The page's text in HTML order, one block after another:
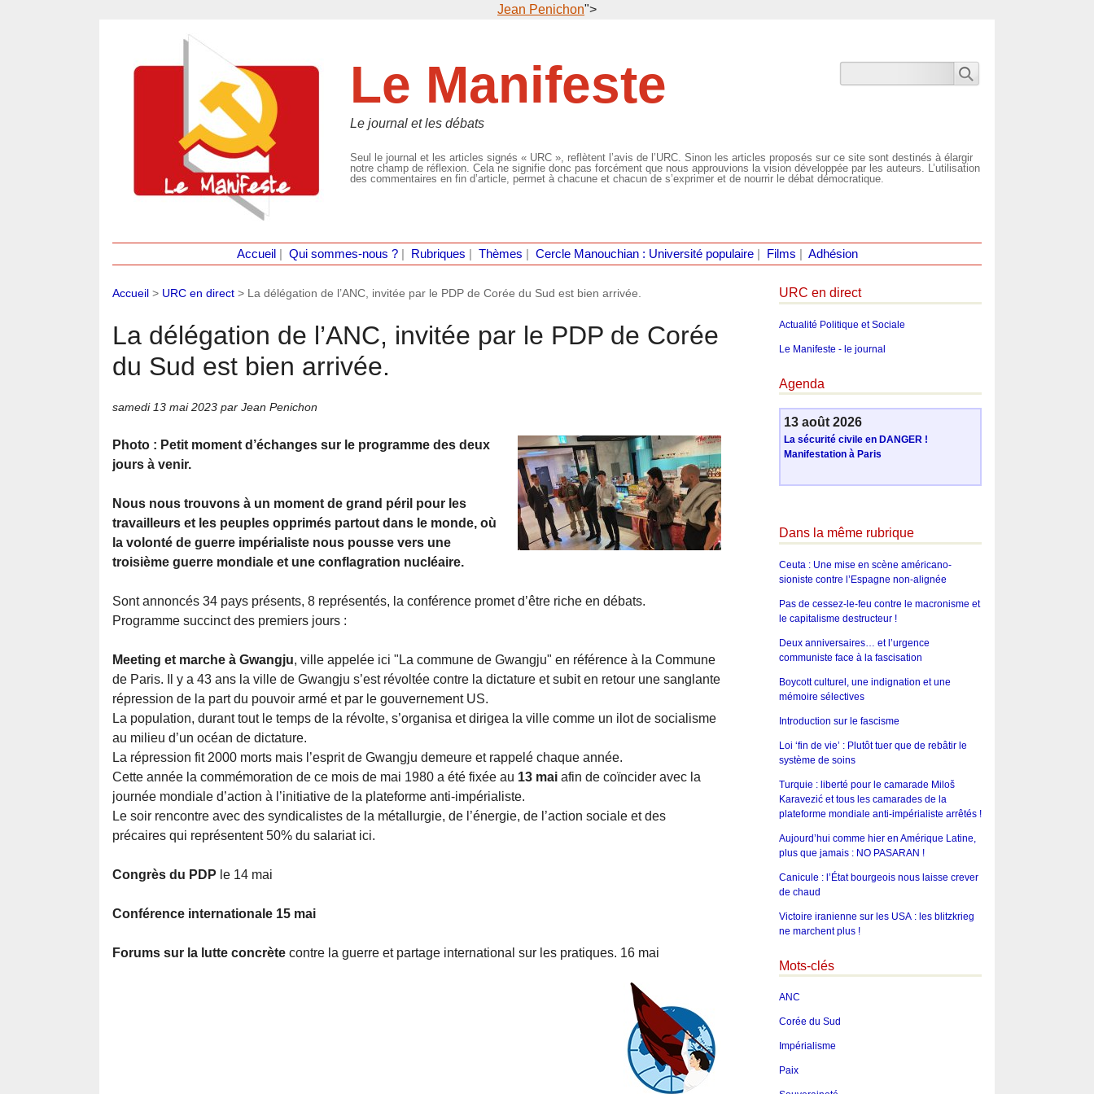
Jean Penichon">
Le Manifeste
Le journal et les débats
Seul le journal et les articles signés « URC », reflètent l’avis de l’URC. Sinon les articles proposés sur ce site sont destinés à élargir
notre champ de réflexion. Cela ne signifie donc pas forcément que nous approuvions la vision développée par les auteurs. L’utilisation
des commentaires en fin d’article, permet à chacune et chacun de s’exprimer et de nourrir le débat démocratique.
Accueil Qui sommes-nous ?| Rubriques Thèmes Cercle Manouchian : Université populaire| Films Adhésion
Accueil > URC en direct > La délégation de l’ANC, invitée par le PDP de Corée du Sud est bien arrivée.
La délégation de l’ANC, invitée par le PDP de Corée
du Sud est bien arrivée.
samedi 13 mai 2023 par Jean Penichon
Photo : Petit moment d’échanges sur le programme des deux
jours à venir.
Nous nous trouvons à un moment de grand péril pour les
travailleurs et les peuples opprimés partout dans le monde, où
la volonté de guerre impérialiste nous pousse vers une
troisième guerre mondiale et une conflagration nucléaire.
Sont annoncés 34 pays présents, 8 représentés, la conférence promet d’être riche en débats.
Programme succinct des premiers jours :
Meeting et marche à Gwangju, ville appelée ici "La commune de Gwangju" en référence à la Commune
de Paris. Il y a 43 ans la ville de Gwangju s’est révoltée contre la dictature et subit en retour une sanglante
répression de la part du pouvoir armé et par le gouvernement US.
La population, durant tout le temps de la révolte, s’organisa et dirigea la ville comme un ilot de socialisme
au milieu d’un océan de dictature.
La répression fit 2000 morts mais l’esprit de Gwangju demeure et rappelé chaque année.
Cette année la commémoration de ce mois de mai 1980 a été fixée au 13 mai afin de coïncider avec la
journée mondiale d’action à l’initiative de la plateforme anti-impérialiste.
Le soir rencontre avec des syndicalistes de la métallurgie, de l’énergie, de l’action sociale et des
précaires qui représentent 50% du salariat ici.
Congrès du PDP le 14 mai
Conférence internationale 15 mai
Forums sur la lutte concrète contre la guerre et partage international sur les pratiques. 16 mai
URC en direct
Actualité Politique et Sociale
Le Manifeste - le journal
Agenda
13 août 2026
La sécurité civile en DANGER !
Manifestation à Paris
Dans la même rubrique
Ceuta : Une mise en scène américano-
sioniste contre l’Espagne non-alignée
Pas de cessez-le-feu contre le macronisme et
le capitalisme destructeur !
Deux anniversaires… et l’urgence
communiste face à la fascisation
Boycott culturel, une indignation et une
mémoire sélectives
Introduction sur le fascisme
Loi ‘fin de vie’ : Plutôt tuer que de rebâtir le
système de soins
Turquie : liberté pour le camarade Miloš
Karavezić et tous les camarades de la
plateforme mondiale anti-impérialiste arrêtés !
Aujourd’hui comme hier en Amérique Latine,
plus que jamais : NO PASARAN !
Canicule : l’État bourgeois nous laisse crever
de chaud
Victoire iranienne sur les USA : les blitzkrieg
ne marchent plus !
Mots-clés
ANC
Corée du Sud
Impérialisme
Paix